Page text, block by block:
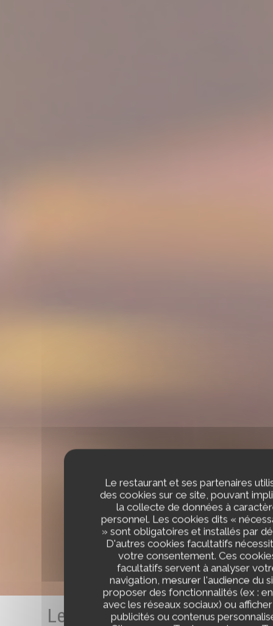
Le restaurant et ses partenaires
des cookies sur ce site, pouvant
la collecte de données à
personnel. Les cookies dits «
» sont obligatoires et installés par
D'autres cookies facultatifs
votre consentement. Ces
facultatifs servent à analyser
navigation, mesurer l'audience du
proposer des fonctionnalités (ex :
avec les réseaux sociaux) ou
publicités ou contenus
Les avis de nos clients